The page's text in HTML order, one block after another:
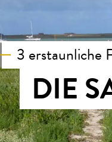
3 erstaunliche
DIE